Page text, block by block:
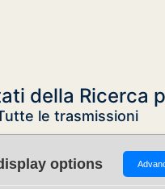
della Ricerca
le trasmissioni
options